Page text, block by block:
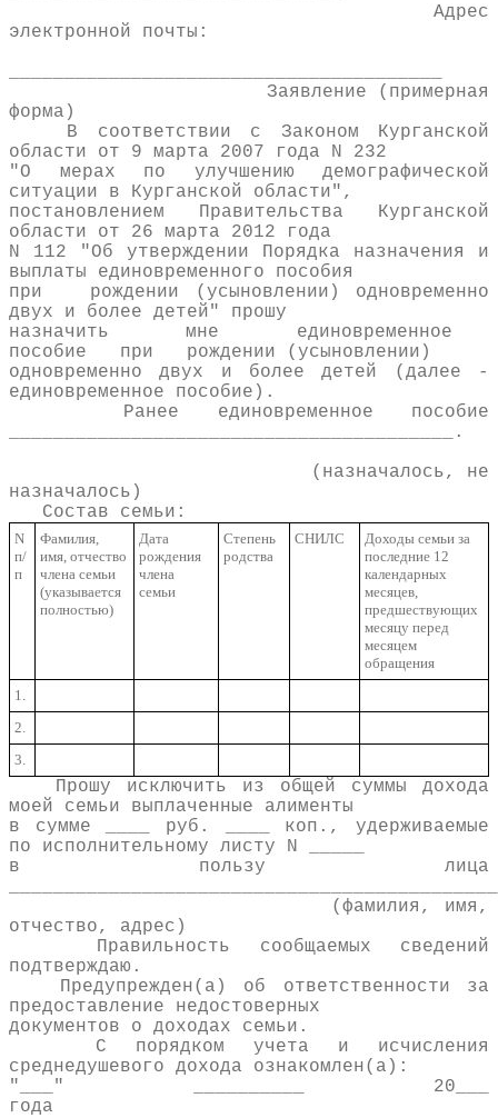
Адрес
электронной почты:
Заявление (примерная
форма)
В соответствии с Законом Курганской
области от 9 марта 2007 года N 232
"О мерах по улучшению демографической
ситуации в Курганской области",
постановлением Правительства Курганской
области от 26 марта 2012 года
N 112 "Об утверждении Порядка назначения и
выплаты единовременного пособия
при рождении (усыновлении) одновременно
двух и более детей" прошу
назначить мне единовременное
пособие при рождении (усыновлении)
одновременно двух и более детей (далее -
единовременное пособие).
Ранее единовременное пособие
________________________________________.
(назначалось, не
назначалось)
Состав семьи:
N
п/
п
Фамилия,
имя, отчество
члена семьи
(указывается
полностью)
Дата
рождения
члена
семьи
Степень
родства
СНИЛС
Доходы семьи за
последние 12
календарных
месяцев,
предшествующих
месяцу перед
месяцем
обращения
1.
2.
3.
Прошу исключить из общей суммы дохода
моей семьи выплаченные алименты
в сумме ____ руб. ____ коп., удерживаемые
по исполнительному листу N _____
в пользу лица
(фамилия, имя,
отчество, адрес)
Правильность сообщаемых сведений
подтверждаю.
Предупрежден(а) об ответственности за
предоставление недостоверных
документов о доходах семьи.
С порядком учета и исчисления
среднедушевого дохода ознакомлен(а):
"___" __________ 20___
года